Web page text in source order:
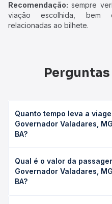
Recomendação: sempre
viação escolhida, bem
relacionadas ao bilhete.
Quanto tempo leva a
Governador Valadares,
BA?
TODOS para Mascote, BA
podendo variar conforme a
(convencional, executivo
Qual é o valor da
Governador Valadares,
BA?